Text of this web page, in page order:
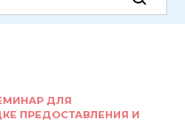
ДЛЯ
ПРЕДОСТАВЛЕНИЯ И